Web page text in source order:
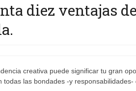
diez ventajas
creativa puede significar tu gran
las bondades -y responsabilidades-